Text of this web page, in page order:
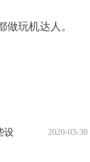
做玩机达人。
2020-03-30
设